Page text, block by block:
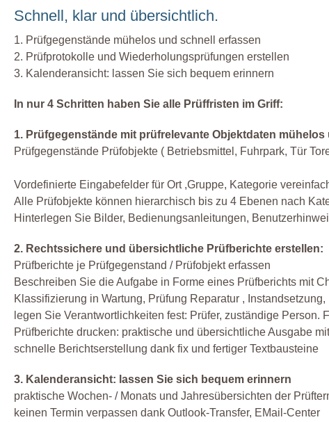
Schnell, klar und übersichtlich.
1. Prüfgegenstände mühelos und schnell erfassen
2. Prüfprotokolle und Wiederholungsprüfungen erstellen
3. Kalenderansicht: lassen Sie sich bequem erinnern
In nur 4 Schritten haben Sie alle Prüffristen im Griff:
1. Prüfgegenstände mit prüfrelevante Objektdaten
Prüfgegenstände Prüfobjekte ( Betriebsmittel, Fuhrpark, Tür
Vordefinierte Eingabefelder für Ort ,Gruppe, Kategorie
Alle Prüfobjekte können hierarchisch bis zu 4 Ebenen nach
Hinterlegen Sie Bilder, Bedienungsanleitungen,
2. Rechtssichere und übersichtliche Prüfberichte erstellen:
Prüfberichte je Prüfgegenstand / Prüfobjekt erfassen
Beschreiben Sie die Aufgabe in Forme eines Prüfberichts mit
Klassifizierung in Wartung, Prüfung Reparatur ,
legen Sie Verantwortlichkeiten fest: Prüfer, zuständige Person.
Prüfberichte drucken: praktische und übersichtliche Ausgabe
schnelle Berichtserstellung dank fix und fertiger Textbausteine
3. Kalenderansicht: lassen Sie sich bequem erinnern
praktische Wochen- / Monats und Jahresübersichten der
keinen Termin verpassen dank Outlook-Transfer, EMail-Center